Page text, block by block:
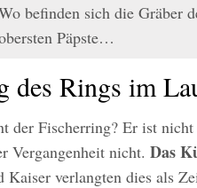
befinden sich die Gräber
Päpste…
des Rings im
der Fischerring? Er ist
Vergangenheit nicht. Das
verlangten dies als